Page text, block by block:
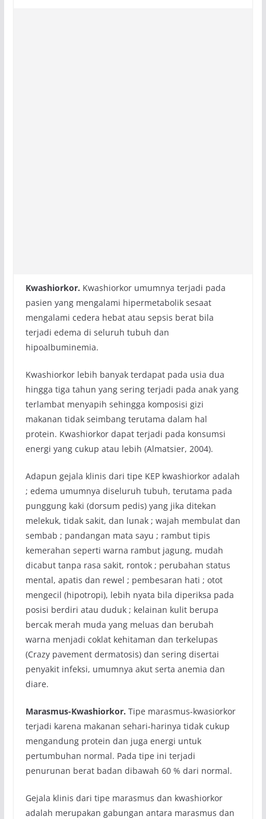
Kwashiorkor. Kwashiorkor umumnya terjadi pada
pasien yang mengalami hipermetabolik sesaat
mengalami cedera hebat atau sepsis berat bila
terjadi edema di seluruh tubuh dan
hipoalbuminemia.
Kwashiorkor lebih banyak terdapat pada usia dua
hingga tiga tahun yang sering terjadi pada anak yang
terlambat menyapih sehingga komposisi gizi
makanan tidak seimbang terutama dalam hal
protein. Kwashiorkor dapat terjadi pada konsumsi
energi yang cukup atau lebih (Almatsier, 2004).
Adapun gejala klinis dari tipe KEP kwashiorkor adalah
; edema umumnya diseluruh tubuh, terutama pada
punggung kaki (dorsum pedis) yang jika ditekan
melekuk, tidak sakit, dan lunak ; wajah membulat dan
sembab ; pandangan mata sayu ; rambut tipis
kemerahan seperti warna rambut jagung, mudah
dicabut tanpa rasa sakit, rontok ; perubahan status
mental, apatis dan rewel ; pembesaran hati ; otot
mengecil (hipotropi), lebih nyata bila diperiksa pada
posisi berdiri atau duduk ; kelainan kulit berupa
bercak merah muda yang meluas dan berubah
warna menjadi coklat kehitaman dan terkelupas
(Crazy pavement dermatosis) dan sering disertai
penyakit infeksi, umumnya akut serta anemia dan
diare.
Marasmus-Kwashiorkor. Tipe marasmus-kwasiorkor
terjadi karena makanan sehari-harinya tidak cukup
mengandung protein dan juga energi untuk
pertumbuhan normal. Pada tipe ini terjadi
penurunan berat badan dibawah 60 % dari normal.
Gejala klinis dari tipe marasmus dan kwashiorkor
adalah merupakan gabungan antara marasmus dan